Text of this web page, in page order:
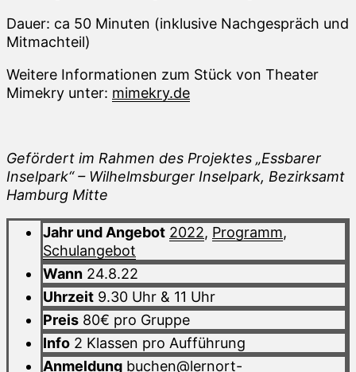
Dauer: ca 50 Minuten (inklusive Nachgespräch und
Mitmachteil)
Weitere Informationen zum Stück von Theater
Mimekry unter: mimekry.de
Gefördert im Rahmen des Projektes „Essbarer
Inselpark“ – Wilhelmsburger Inselpark, Bezirksamt
Hamburg Mitte
Jahr und Angebot 2022, Programm,
Schulangebot
Wann 24.8.22
Uhrzeit 9.30 Uhr & 11 Uhr
Preis 80€ pro Gruppe
Info 2 Klassen pro Aufführung
Anmeldung buchen@lernort-